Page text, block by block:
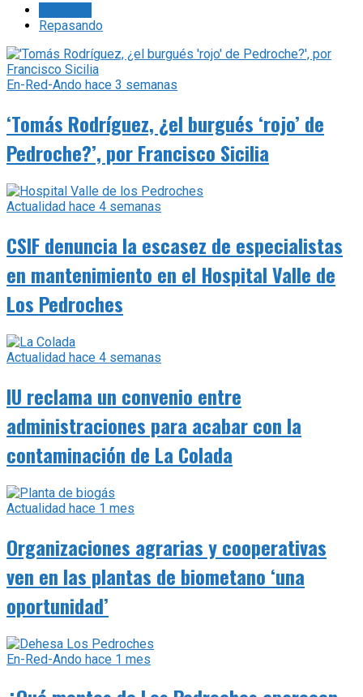
Repasando
En-Red-Ando hace 3 semanas
‘Tomás Rodríguez, ¿el burgués ‘rojo’ de
Pedroche?’, por Francisco Sicilia
Actualidad hace 4 semanas
CSIF denuncia la escasez de especialistas
en mantenimiento en el Hospital Valle de
Los Pedroches
Actualidad hace 4 semanas
IU reclama un convenio entre
administraciones para acabar con la
contaminación de La Colada
Actualidad hace 1 mes
Organizaciones agrarias y cooperativas
ven en las plantas de biometano ‘una
oportunidad’
En-Red-Ando hace 1 mes